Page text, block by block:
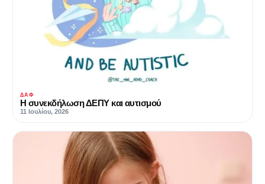
ΔΑΦ
Η συνεκδήλωση ΔΕΠΥ και αυτισμού
11 Ιουλίου, 2026